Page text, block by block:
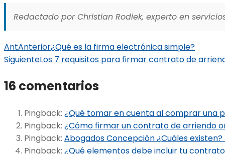
Redactado por Christian Rodiek, experto en
AntAnterior¿Qué es la firma electrónica simple?
SiguienteLos 7 requisitos para firmar contrato de
16 comentarios
Pingback: ¿Qué tomar en cuenta al comprar una
Pingback: ¿Cómo firmar un contrato de arriendo
Pingback: Abogados Concepción ¿Cuáles
Pingback: ¿Qué elementos debe incluir tu